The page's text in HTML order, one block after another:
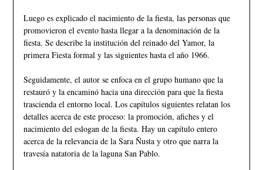
Luego es explicado el nacimiento de la fiesta, las personas que
promovieron el evento hasta llegar a la denominación de la
fiesta. Se describe la institución del reinado del Yamor, la
primera Fiesta formal y las siguientes hasta el año 1966.
Seguidamente, el autor se enfoca en el grupo humano que la
restauró y la encaminó hacia una dirección para que la fiesta
trascienda el entorno local. Los capítulos siguientes relatan los
detalles acerca de este proceso: la promoción, afiches y el
nacimiento del eslogan de la fiesta. Hay un capítulo entero
acerca de la relevancia de la Sara Ñusta y otro que narra la
travesía natatoria de la laguna San Pablo.